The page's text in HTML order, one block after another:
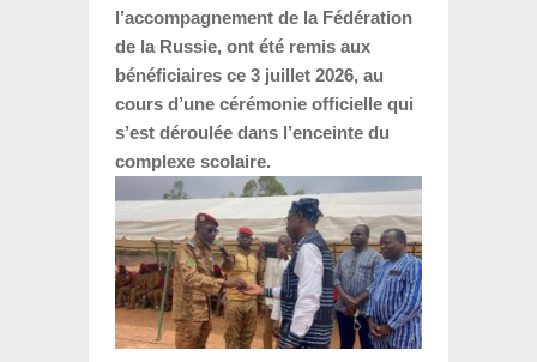
l’accompagnement de la Fédération
de la Russie, ont été remis aux
bénéficiaires ce 3 juillet 2026, au
cours d’une cérémonie officielle qui
s’est déroulée dans l’enceinte du
complexe scolaire.